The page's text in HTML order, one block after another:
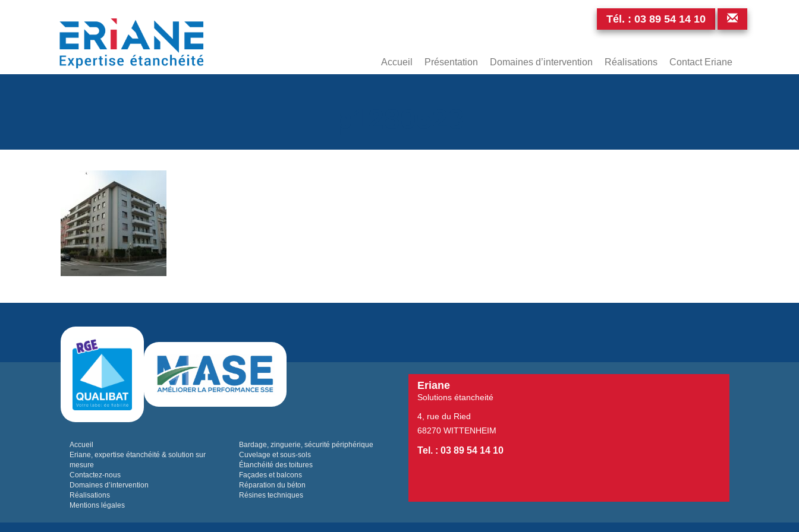
Tél. : 03 89 54 14 10
Accueil Présentation Domaines d’intervention Réalisations Contact Eriane
Accueil
Eriane, expertise étanchéité & solution sur
mesure
Contactez-nous
Domaines d’intervention
Réalisations
Mentions légales
Bardage, zinguerie, sécurité périphérique
Cuvelage et sous-sols
Étanchéité des toitures
Façades et balcons
Réparation du béton
Résines techniques
Eriane
Solutions étancheité
4, rue du Ried
68270 WITTENHEIM
Tel. : 03 89 54 14 10